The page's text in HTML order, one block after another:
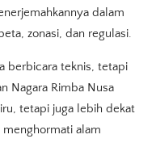
dalam
zonasi, dan regulasi.
berbicara teknis, tetapi
Nagara Rimba Nusa
tetapi juga lebih dekat
menghormati alam